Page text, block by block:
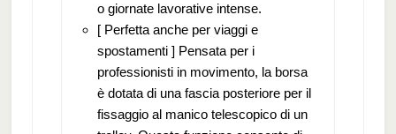
o giornate lavorative intense.
[ Perfetta anche per viaggi e
spostamenti ] Pensata per i
professionisti in movimento, la borsa
è dotata di una fascia posteriore per il
fissaggio al manico telescopico di un